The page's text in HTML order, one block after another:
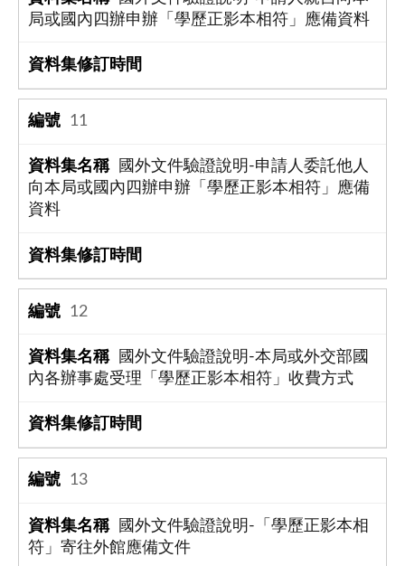
局或國內四辦申辦「學歷正影本相符」應備資料
11
國外文件驗證說明-申請人委託他人
向本局或國內四辦申辦「學歷正影本相符」應備
資料
12
國外文件驗證說明-本局或外交部國
內各辦事處受理「學歷正影本相符」收費方式
13
國外文件驗證說明-「學歷正影本相
符」寄往外館應備文件